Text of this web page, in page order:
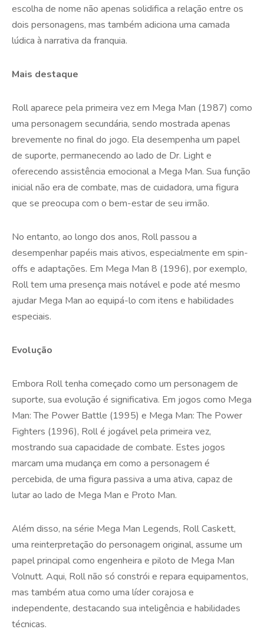
escolha de nome não apenas solidifica a relação entre os
dois personagens, mas também adiciona uma camada
lúdica à narrativa da franquia.
Mais destaque
Roll aparece pela primeira vez em Mega Man (1987) como
uma personagem secundária, sendo mostrada apenas
brevemente no final do jogo. Ela desempenha um papel
de suporte, permanecendo ao lado de Dr. Light e
oferecendo assistência emocional a Mega Man. Sua função
inicial não era de combate, mas de cuidadora, uma figura
que se preocupa com o bem-estar de seu irmão.
No entanto, ao longo dos anos, Roll passou a
desempenhar papéis mais ativos, especialmente em spin-
offs e adaptações. Em Mega Man 8 (1996), por exemplo,
Roll tem uma presença mais notável e pode até mesmo
ajudar Mega Man ao equipá-lo com itens e habilidades
especiais.
Evolução
Embora Roll tenha começado como um personagem de
suporte, sua evolução é significativa. Em jogos como Mega
Man: The Power Battle (1995) e Mega Man: The Power
Fighters (1996), Roll é jogável pela primeira vez,
mostrando sua capacidade de combate. Estes jogos
marcam uma mudança em como a personagem é
percebida, de uma figura passiva a uma ativa, capaz de
lutar ao lado de Mega Man e Proto Man.
Além disso, na série Mega Man Legends, Roll Caskett,
uma reinterpretação do personagem original, assume um
papel principal como engenheira e piloto de Mega Man
Volnutt. Aqui, Roll não só constrói e repara equipamentos,
mas também atua como uma líder corajosa e
independente, destacando sua inteligência e habilidades
técnicas.